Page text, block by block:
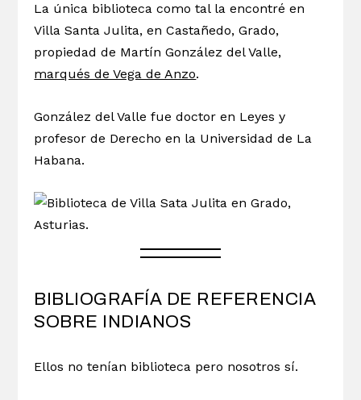
La única biblioteca como tal la encontré en
Villa Santa Julita, en Castañedo, Grado,
propiedad de Martín González del Valle,
marqués de Vega de Anzo.
González del Valle fue doctor en Leyes y
profesor de Derecho en la Universidad de La
Habana.
BIBLIOGRAFÍA DE REFERENCIA
SOBRE INDIANOS
Ellos no tenían biblioteca pero nosotros sí.